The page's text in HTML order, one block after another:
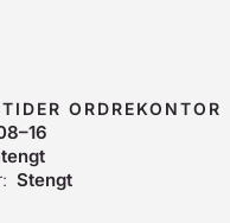
ORDREKONTOR
Stengt